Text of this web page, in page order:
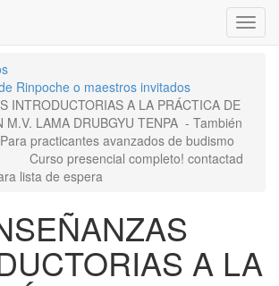
Rinpoche o maestros invitados
INTRODUCTORIAS A LA PRÁCTICA DE
M.V. LAMA DRUBGYU TENPA - También
practicantes avanzados de budismo
presencial completo! contactad
lista de espera
A LA